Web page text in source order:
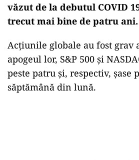
văzut de la debutul COVID
trecut mai bine de patru ani.
Acțiunile globale au fost grav
apogeul lor, S&P 500 și
peste patru și, respectiv, șase
săptămână din lună.